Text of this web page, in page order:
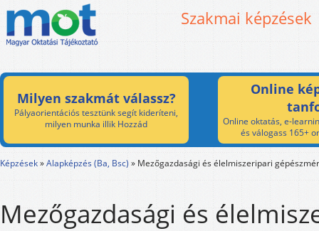
Szakmai képzések
Milyen szakmát válassz?
Pályaorientációs tesztünk segít kideríteni,
milyen munka illik Hozzád
Online
Online oktatás, e-
és válogass 165+
Képzések»Alapképzés (Ba, Bsc) » Mezőgazdasági és élelmiszeripari
Mezőgazdasági és